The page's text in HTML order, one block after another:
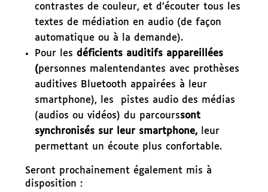
contrastes de couleur, et d’écouter tous les
textes de médiation en audio (de façon
automatique ou à la demande).
Pour les déficients auditifs appareillées
(personnes malentendantes avec prothèses
auditives Bluetooth appairées à leur
smartphone), les pistes audio des médias
(audios ou vidéos) du parcourssont
synchronisés sur leur smartphone,leur
permettant un écoute plus confortable.
Seront prochainement également mis à
disposition :